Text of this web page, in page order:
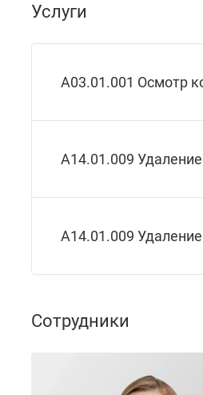
Услуги
А03.01.001 Осмотр
A14.01.009
A14.01.009
Сотрудники